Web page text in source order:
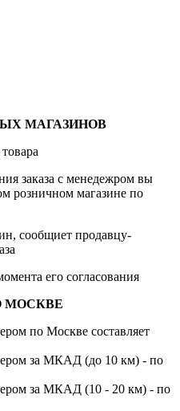
МАГАЗИНОВ
заказа с менедежром вы
розничном магазине по
сообщиет продавцу-
его согласования
МОСКВЕ
по Москве составляет
за МКАД (до 10 км) - по
за МКАД (10 - 20 км) - по